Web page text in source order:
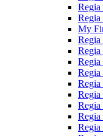
Regia
My
Regia
Regia